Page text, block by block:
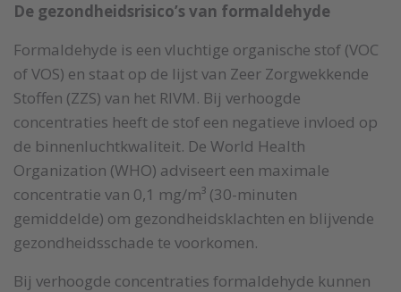
De gezondheidsrisico’s van formaldehyde
Formaldehyde is een vluchtige organische stof (VOC
of VOS) en staat op de lijst van Zeer Zorgwekkende
Stoffen (ZZS) van het RIVM. Bij verhoogde
concentraties heeft de stof een negatieve invloed op
de binnenluchtkwaliteit. De World Health
Organization (WHO) adviseert een maximale
concentratie van 0,1 mg/m³ (30-minuten
gemiddelde) om gezondheidsklachten en blijvende
gezondheidsschade te voorkomen.
Bij verhoogde concentraties formaldehyde kunnen